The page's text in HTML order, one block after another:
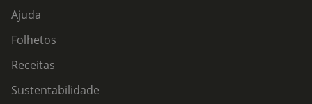
Ajuda
Folhetos
Receitas
Sustentabilidade